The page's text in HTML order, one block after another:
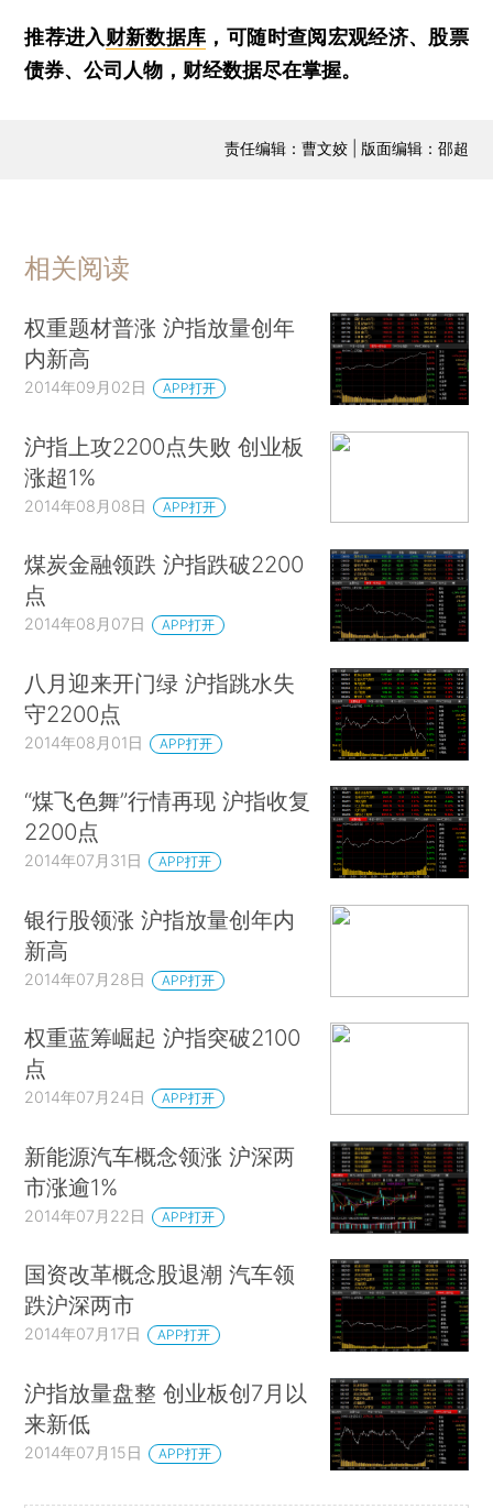
推荐进入财新数据库 ，可随时查阅宏观经济、股票
债券、公司人物，财经数据尽在掌握。
责任编辑：曹文姣 | 版面编辑：邵超
相关阅读
权重题材普涨 沪指放量创年
内新高
2014年09月02日 APP打开
沪指上攻2200点失败 创业板
涨超1%
2014年08月08日 APP打开
煤炭金融领跌 沪指跌破2200
点
2014年08月07日 APP打开
八月迎来开门绿 沪指跳水失
守2200点
2014年08月01日 APP打开
“煤飞色舞”行情再现 沪指收复
2200点
2014年07月31日 APP打开
银行股领涨 沪指放量创年内
新高
2014年07月28日 APP打开
权重蓝筹崛起 沪指突破2100
点
2014年07月24日 APP打开
新能源汽车概念领涨 沪深两
市涨逾1%
2014年07月22日 APP打开
国资改革概念股退潮 汽车领
跌沪深两市
2014年07月17日 APP打开
沪指放量盘整 创业板创7月以
来新低
2014年07月15日 APP打开